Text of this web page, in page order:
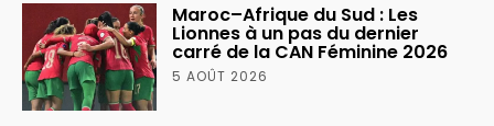
Maroc–Afrique du Sud : Les
Lionnes à un pas du dernier
carré de la CAN Féminine 2026
5 AOÛT 2026